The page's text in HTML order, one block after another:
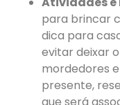
para brincar
dica para
evitar deixar
mordedores
presente,